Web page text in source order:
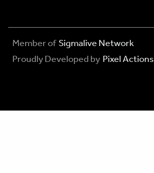
Member of Sigmalive Network
Proudly Developed by Pixel Actions